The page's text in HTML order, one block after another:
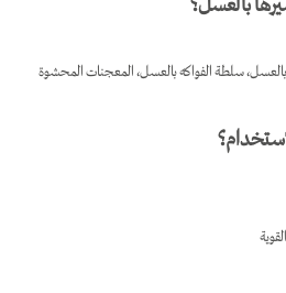
سلطة الفواكه بالعسل، المعجنات المحشوة